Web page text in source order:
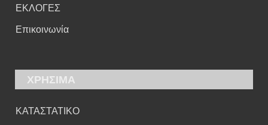
ΕΚΛΟΓΕΣ
Επικοινωνία
ΧΡΗΣΙΜΑ
ΚΑΤΑΣΤΑΤΙΚΟ